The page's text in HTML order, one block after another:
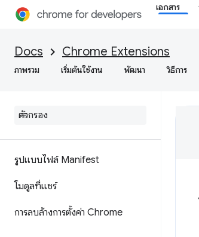
เอกสาร
Docs Chrome Extensions
ภาพรวม เริ่มต้นใช้งาน พัฒนา วิธีการ
รูปแบบไฟล์ Manifest
โมดูลที่แชร์
การลบล้างการตั้งค่า Chrome